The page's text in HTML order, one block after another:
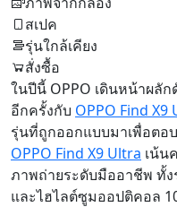
สเปค
รุ่นใกล้เคียง
สั่งซื้อ
ในปีนี้ OPPO เดินหน้าผลั
อีกครั้งกับ OPPO Find X9
รุ่นที่ถูกออกแบบมาเพื่อตอ
OPPO Find X9 Ultra เน้น
ภาพถ่ายระดับมืออาชีพ ทั้ง
และไฮไลต์ซูมออปติคอล